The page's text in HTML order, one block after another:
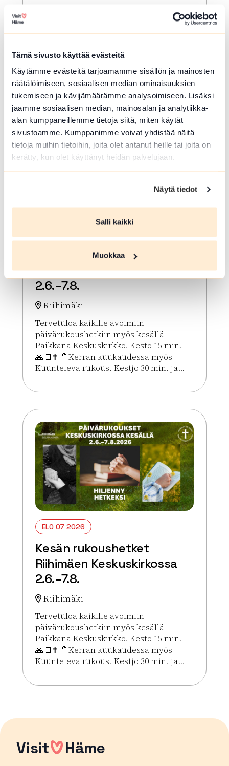
Tämä sivusto käyttää evästeitä
Käytämme evästeitä tarjoamamme sisällön ja mainosten
räätälöimiseen, sosiaalisen median ominaisuuksien
tukemiseen ja kävijämäärämme analysoimiseen. Lisäksi
jaamme sosiaalisen median, mainosalan ja analytiikka-
alan kumppaneillemme tietoja siitä, miten käytät
sivustoamme. Kumppanimme voivat yhdistää näitä
tietoja muihin tietoihin, joita olet antanut heille tai joita on
kerätty, kun olet käyttänyt heidän palvelujaan.
Näytä tiedot
Salli kaikki
Muokkaa
Paikkana Keskuskirkko. Kesto 15 min.
🙏🏻✝️ 🔖Kerran kuukaudessa myös
Kuunteleva rukous. Kestjo 30 min. ja...
Lue lisää tapahtumasta Kesän rukoushetket
Kesän rukoushetket
Riihimäen Keskuskirkossa
2.6.–7.8.
Riihimäki
Tervetuloa kaikille avoimiin
päivärukoushetkiin myös kesällä!
Paikkana Keskuskirkko. Kesto 15 min.
🙏🏻✝️ 🔖Kerran kuukaudessa myös
Kuunteleva rukous. Kestjo 30 min. ja...
Lue lisää tapahtumasta Kesän rukoushetket
ELO 07 2026
Kesän rukoushetket
Riihimäen Keskuskirkossa
2.6.–7.8.
Riihimäki
Tervetuloa kaikille avoimiin
päivärukoushetkiin myös kesällä!
Paikkana Keskuskirkko. Kesto 15 min.
🙏🏻✝️ 🔖Kerran kuukaudessa myös
Kuunteleva rukous. Kestjo 30 min. ja...
Lue lisää tapahtumasta Kesän rukoushetket
Visit Häme